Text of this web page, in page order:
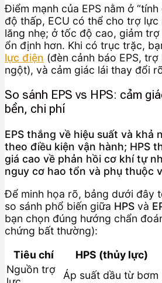
Điểm mạnh của EPS nằm ở
độ thấp, ECU có thể cho trợ lực
lăng nhẹ; ở tốc độ cao, giảm
ổn định hơn. Khi có trục trặc,
lực điện (đèn cảnh báo EPS,
ngột), và cảm giác lái thay đổi
So sánh EPS vs HPS: cảm
bền, chi phí
EPS thắng về hiệu suất và khả
theo điều kiện vận hành; HPS
giá cao về phản hồi cơ khí tự
nguy cơ hao tổn và phụ thuộc
Để minh họa rõ, bảng dưới đây
so sánh phổ biến giữa HPS và
bạn chọn đúng hướng chẩn
chứng bất thường):
Tiêu chí
HPS (thủy lực)
Nguồn trợ
Áp suất dầu từ bơm